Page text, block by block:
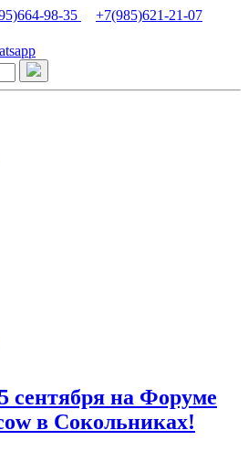
98-35 +7(985)621-21-07
сентября на Форуме
в Сокольниках!